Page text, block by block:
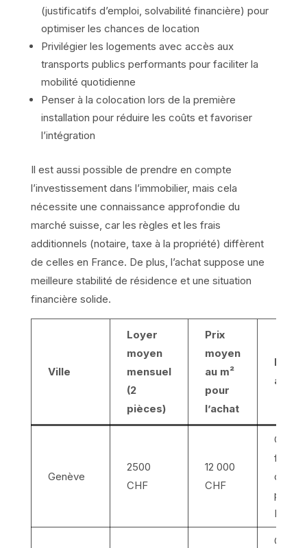
(justificatifs d’emploi, solvabilité financière) pour
optimiser les chances de location
Privilégier les logements avec accès aux
transports publics performants pour faciliter la
mobilité quotidienne
Penser à la colocation lors de la première
installation pour réduire les coûts et favoriser
l’intégration
Il est aussi possible de prendre en compte
l’investissement dans l’immobilier, mais cela
nécessite une connaissance approfondie du
marché suisse, car les règles et les frais
additionnels (notaire, taxe à la propriété) diffèrent
de celles en France. De plus, l’achat suppose une
meilleure stabilité de résidence et une situation
financière solide.
Ville
Loyer
moyen
mensuel
(2
pièces)
Prix
moyen
au m²
pour
l’achat
Genève
2500
CHF
12 000
CHF
Centre
de vie,
France
Grand